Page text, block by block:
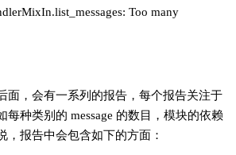
Too many
面，会有一系列的报告，每个报告关注于
每种类别的 message 的数目，模块的依赖
，报告中会包含如下的方面：